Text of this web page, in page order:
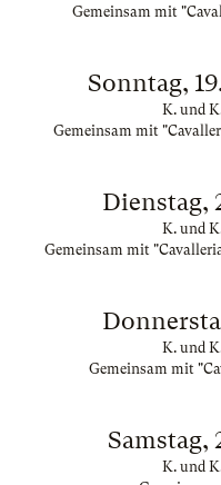
Gemeinsam mit
Sonntag,
K. und
Gemeinsam mit
Dienstag,
K. und
Gemeinsam mit
K. und
Gemeinsam mit
Samstag,
K. und